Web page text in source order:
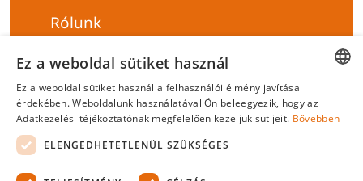
Rólunk
Hírlevél feliratkozás
Általános szerződési feltételek
Adatvédelmi tájékoztató
Felelősségvállalási nyilatkozat
ENGLISH
Ez a weboldal sütiket használ
Ez a weboldal sütiket használ a felhasználói élmény javítása
érdekében. Weboldalunk használatával Ön beleegyezik, hogy az
Adatkezelési téjékoztatónak megfelelően kezeljük sütijeit. Bővebben
ELENGEDHETETLENÜL SZÜKSÉGES